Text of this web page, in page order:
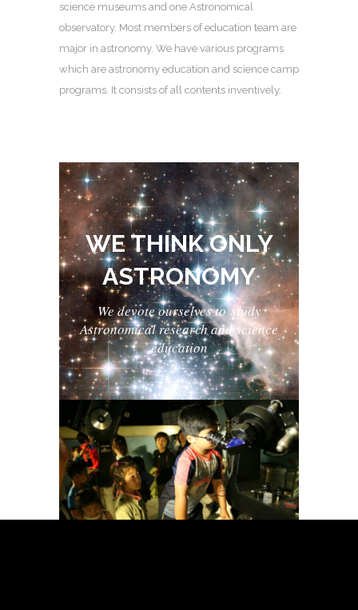
science museums and one Astronomical
observatory. Most members of education team are
major in astronomy. We have various programs
which are astronomy education and science camp
programs. It consists of all contents inventively.
WE THINK ONLY
ASTRONOMY
Wedevote ourselves to study
Astronomical research and science
education